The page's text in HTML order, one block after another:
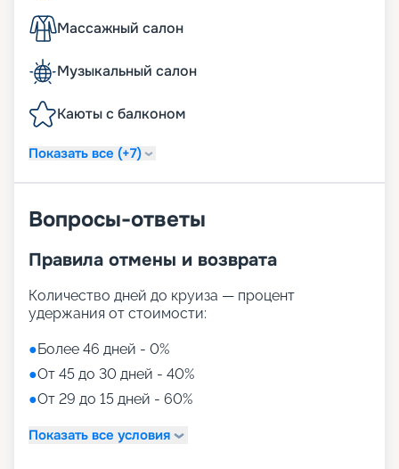
Массажный салон
Музыкальный салон
Каюты с балконом
Показать все (+7)
Вопросы-ответы
Правила отмены и возврата
Количество дней до круиза — процент
удержания от стоимости:
●Более 46 дней - 0%
●От 45 до 30 дней - 40%
●От 29 до 15 дней - 60%
Показать все условия